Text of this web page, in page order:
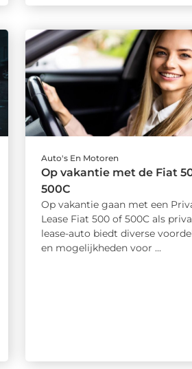
Auto's En Motoren
Op vakantie met de Fiat
500C
Op vakantie gaan met een
Lease Fiat 500 of 500C als
lease-auto biedt diverse
en mogelijkheden voor ...